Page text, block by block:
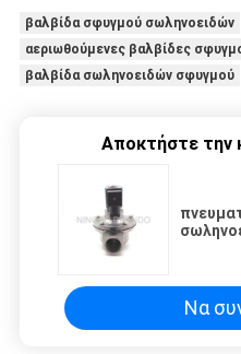
βαλβίδα σφυγμού σωληνοειδών
αεριωθούμενες βαλβίδες
βαλβίδα σωληνοειδών σφυγμού
Αποκτήστε την
Να